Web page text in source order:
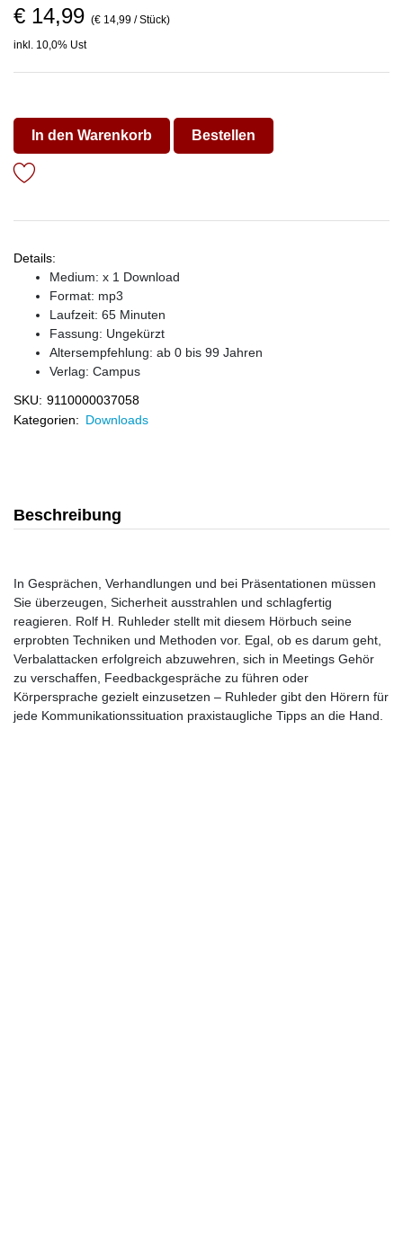
€ 14,99 (€ 14,99 / Stück)
inkl. 10,0% Ust
In den Warenkorb Bestellen
Details:
Medium: x 1 Download
Format: mp3
Laufzeit: 65 Minuten
Fassung: Ungekürzt
Altersempfehlung: ab 0 bis 99 Jahren
Verlag: Campus
SKU: 9110000037058
Kategorien: Downloads
Beschreibung
In Gesprächen, Verhandlungen und bei Präsentationen müssen
Sie überzeugen, Sicherheit ausstrahlen und schlagfertig
reagieren. Rolf H. Ruhleder stellt mit diesem Hörbuch seine
erprobten Techniken und Methoden vor. Egal, ob es darum geht,
Verbalattacken erfolgreich abzuwehren, sich in Meetings Gehör
zu verschaffen, Feedbackgespräche zu führen oder
Körpersprache gezielt einzusetzen – Ruhleder gibt den Hörern für
jede Kommunikationssituation praxistaugliche Tipps an die Hand.